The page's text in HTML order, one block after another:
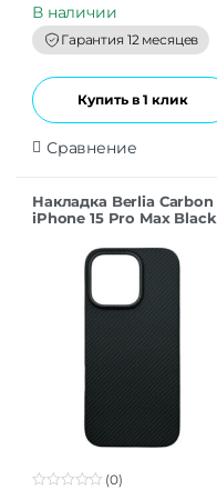
t
o
f
5
В наличии
Гарантия 12 месяцев
Купить в 1 клик
Сравнение
Накладка Berlia Carbon
iPhone 15 Pro Max Black
(0)